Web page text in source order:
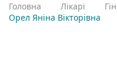
Головна Лікарі
Орел Яніна Вікторівна